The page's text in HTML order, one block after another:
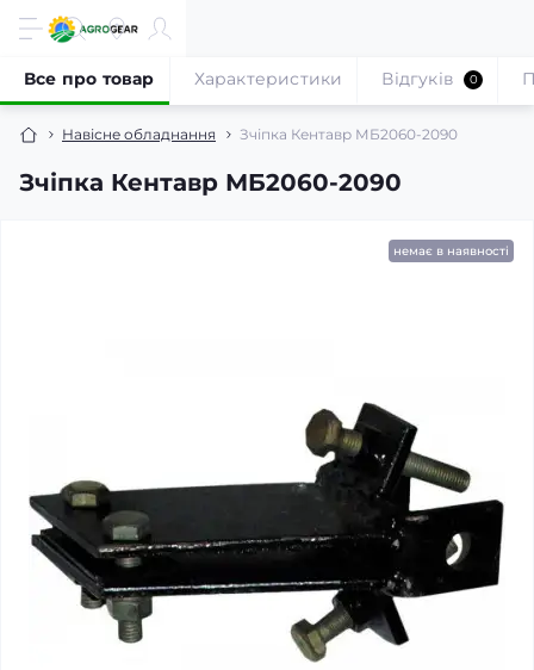
Навісне обладнання Зчіпка Кентавр МБ2060-2090
Зчіпка Кентавр МБ2060-2090
Все про товар Характеристики Відгуків 0
немає в наявності